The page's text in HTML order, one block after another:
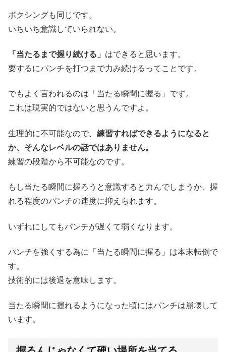
ボクシングも同じです。
いちいち意識していられない。
「当たるまで握り続ける」 はできると思います。
要するにパンチを打つまで力み続けるってことです。
でもよく言われるのは「当たる瞬間に握る」です。
これは現実的ではないと思うんですよ。
生理的に不可能なので、 練習すればできるようになると
か、そんなレベルの話ではありません。
練習の段階から不可能なのです。
もし当たる瞬間に握ろうと意識すると力んでしまうか、握
れる程度のパンチの速度に抑えられます。
いずれにしてもパンチが遅くて弱くなります。
パンチを強くする為に「当たる瞬間に握る」は本末転倒で
す。
技術的には後退を意味します。
当たる瞬間に握れるようになった頃にはパンチは崩壊して
います。